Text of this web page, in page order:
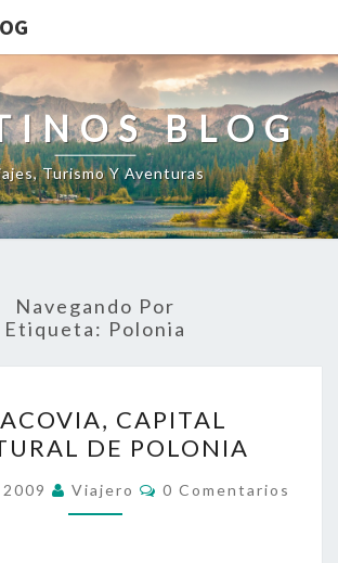
BLOG
Turismo Y Aventuras
Navegando Por
Etiqueta: Polonia
CAPITAL
CULTURAL
DE
POLONIA
CAPITAL
DE POLONIA
Viajero Comentarios
0 Comentarios